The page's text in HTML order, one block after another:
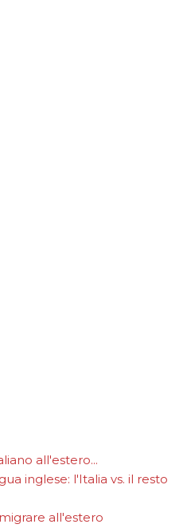
all'estero...
inglese: l'Italia vs. il resto
all'estero